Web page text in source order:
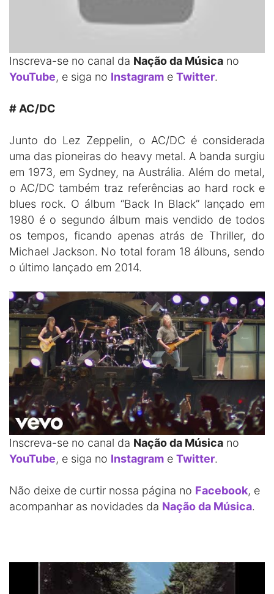
Inscreva-se no canal da Nação da Música no
YouTube, e siga no Instagram e Twitter.
# AC/DC
Junto do Lez Zeppelin, o AC/DC é considerada
uma das pioneiras do heavy metal. A banda surgiu
em 1973, em Sydney, na Austrália. Além do metal,
o AC/DC também traz referências ao hard rock e
blues rock. O álbum “Back In Black” lançado em
1980 é o segundo álbum mais vendido de todos
os tempos, ficando apenas atrás de Thriller, do
Michael Jackson. No total foram 18 álbuns, sendo
o último lançado em 2014.
Inscreva-se no canal da Nação da Música no
YouTube, e siga no Instagram e Twitter.
Não deixe de curtir nossa página no Facebook, e
acompanhar as novidades da Nação da Música.